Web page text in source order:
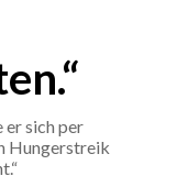
er sich per
Hungerstreik